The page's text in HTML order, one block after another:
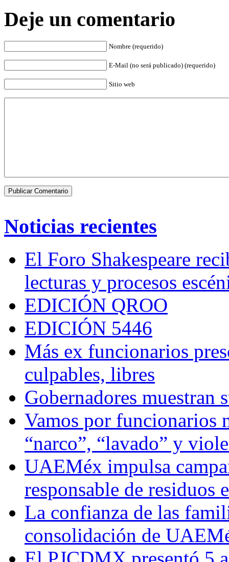
Deje un comentario
Nombre (requerido)
E-Mail (no será publicado) (requerido)
Sitio web
Noticias recientes
El Foro Shakespeare
lecturas y procesos
EDICIÓN QROO
EDICIÓN 5446
Más ex funcionarios
culpables, libres
Gobernadores muestran
Vamos por funcionarios
“narco”, “lavado” y
UAEMéx impulsa
responsable de residuos
La confianza de las
consolidación de